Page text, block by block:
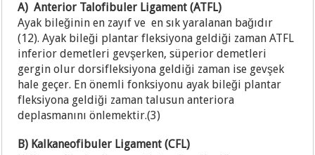
A) Anterior Talofibuler Ligament (ATFL)
Ayak bileğinin en zayıf ve en sık yaralanan bağıdır
(12). Ayak bileği plantar fleksiyona geldiği zaman ATFL
inferior demetleri gevşerken, süperior demetleri
gergin olur dorsifleksiyona geldiği zaman ise gevşek
hale geçer. En önemli fonksiyonu ayak bileği plantar
fleksiyona geldiği zaman talusun anteriora
deplasmanını önlemektir.(3)
B) Kalkaneofibuler Ligament (CFL)